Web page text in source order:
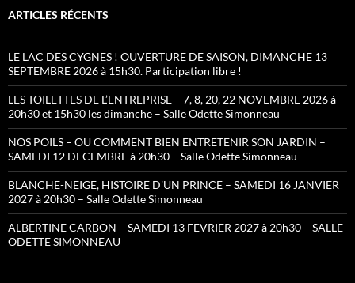
ARTICLES RÉCENTS
LE LAC DES CYGNES ! OUVERTURE DE SAISON, DIMANCHE 13
SEPTEMBRE 2026 à 15h30. Participation libre !
LES TOILETTES DE L’ENTREPRISE – 7, 8, 20, 22 NOVEMBRE 2026 à
20h30 et 15h30 les dimanche – Salle Odette Simonneau
NOS POILS – OU COMMENT BIEN ENTRETENIR SON JARDIN –
SAMEDI 12 DECEMBRE à 20h30 – Salle Odette Simonneau
BLANCHE-NEIGE, HISTOIRE D’UN PRINCE – SAMEDI 16 JANVIER
2027 à 20h30 – Salle Odette Simonneau
ALBERTINE CARBON – SAMEDI 13 FEVRIER 2027 à 20h30 – SALLE
ODETTE SIMONNEAU